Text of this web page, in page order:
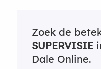
Zoek de
SUPERVISIE
Dale Online.